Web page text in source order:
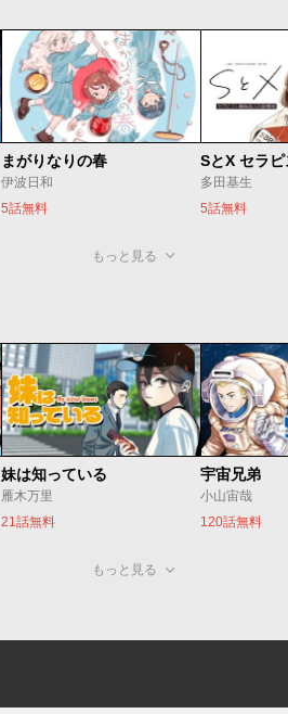
まがりなりの春
伊波日和
5話無料
多田基生
5話無料
もっと見る
妹は知っている
雁木万里
21話無料
宇宙兄弟
小山宙哉
120話無料
もっと見る